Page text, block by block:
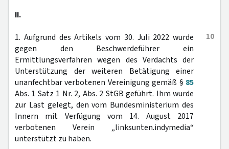
II.
10
1. Aufgrund des Artikels vom 30. Juli 2022 wurde
gegen den Beschwerdeführer ein
Ermittlungsverfahren wegen des Verdachts der
Unterstützung der weiteren Betätigung einer
unanfechtbar verbotenen Vereinigung gemäß § 85
Abs. 1 Satz 1 Nr. 2, Abs. 2 StGB geführt. Ihm wurde
zur Last gelegt, den vom Bundesministerium des
Innern mit Verfügung vom 14. August 2017
verbotenen Verein „linksunten.indymedia“
unterstützt zu haben.